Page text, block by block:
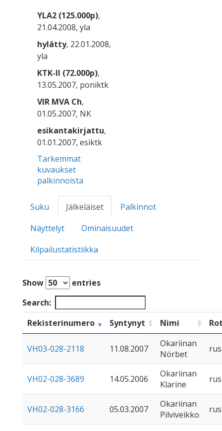
YLA2 (125.000p),
21.04.2008, yla
hylätty, 22.01.2008,
yla
KTK-II (72.000p),
13.05.2007, poniktk
VIR MVA Ch,
01.05.2007, NK
esikantakirjattu,
01.01.2007, esiktk
Tarkemmat
kuvaukset
palkinnoista
Suku Jälkeläiset
Palkinnot
Näyttelyt
Ominaisuudet
Kilpailustatistiikka
Show
entries
Search:
Rekisterinumero
Syntynyt Nimi
VH03-028-2118 11.08.2007
Okariinan
Nörbet
VH02-028-3689 14.05.2006
Okariinan
Klarine
VH02-028-3166 05.03.2007
Okariinan
Pilviveikko